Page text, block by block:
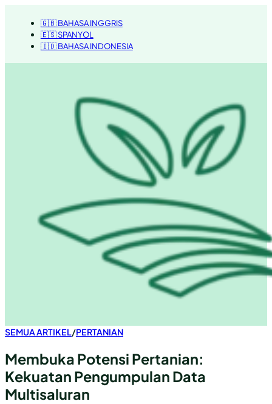
🇬🇧 BAHASA INGGRIS
🇪🇸 SPANYOL
🇮🇩 BAHASA INDONESIA
SEMUA ARTIKEL/PERTANIAN
Membuka Potensi Pertanian:
Kekuatan Pengumpulan Data
Multisaluran